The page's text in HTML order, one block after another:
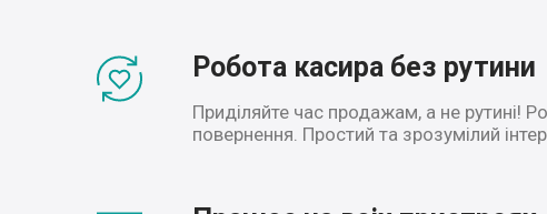
Робота касира без рутини
Приділяйте час продажам, а не рутині!
повернення. Простий та зрозумілий